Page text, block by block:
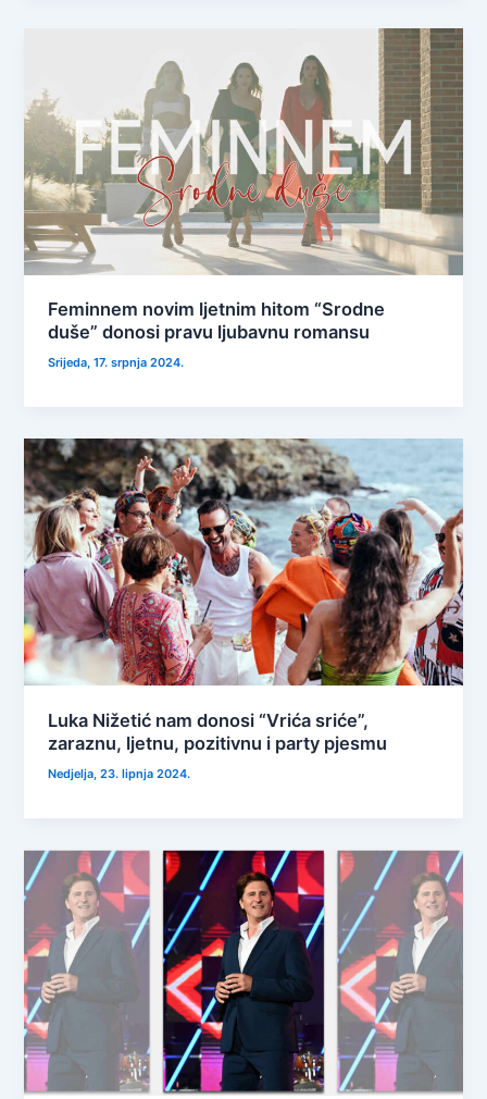
Feminnem novim ljetnim hitom “Srodne
duše” donosi pravu ljubavnu romansu
Srijeda, 17. srpnja 2024.
Luka Nižetić nam donosi “Vrića sriće”,
zaraznu, ljetnu, pozitivnu i party pjesmu
Nedjelja, 23. lipnja 2024.